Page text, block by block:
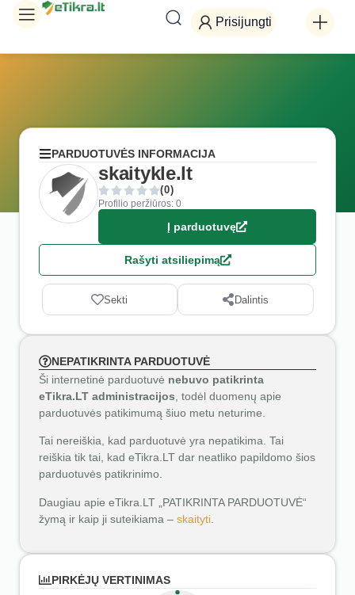
Prisijungti
PARDUOTUVĖS INFORMACIJA
skaitykle.lt
(0)
Profilio peržiūros: 0
Į parduotuvę
Rašyti atsiliepimą
Sekti Dalintis
NEPATIKRINTA PARDUOTUVĖ
Ši internetinė parduotuvė nebuvo patikrinta
eTikra.LT administracijos , todėl duomenų apie
parduotuvės patikimumą šiuo metu neturime.
Tai nereiškia, kad parduotuvė yra nepatikima. Tai
reiškia tik tai, kad eTikra.LT dar neatliko papildomo šios
parduotuvės patikrinimo.
Daugiau apie eTikra.LT „PATIKRINTA PARDUOTUVĖ“
žymą ir kaip ji suteikiama – skaityti
PIRKĖJŲ VERTINIMAS